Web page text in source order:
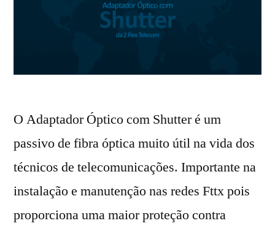
O Adaptador Óptico com Shutter é um
passivo de fibra óptica muito útil na vida dos
técnicos de telecomunicações. Importante na
instalação e manutenção nas redes Fttx pois
proporciona uma maior proteção contra